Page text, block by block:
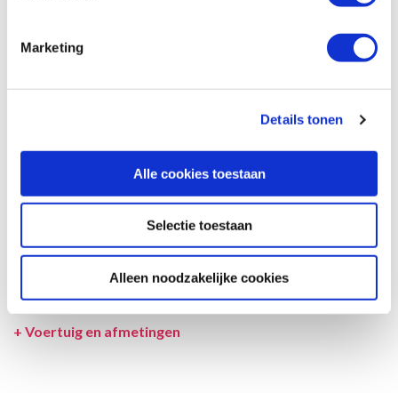
Marketing
Details tonen
Alle cookies toestaan
Selectie toestaan
Alleen noodzakelijke cookies
Afmetingen en het interieur kunnen in werkelijkheid afwijken van
VERZEKERINGEN
VOORWAARDEN
SPECIALS
+ Voertuig en afmetingen